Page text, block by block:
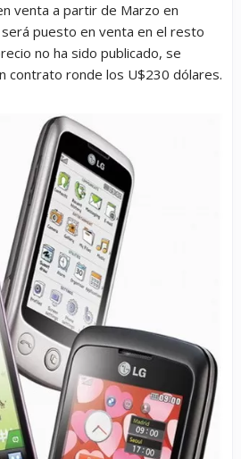
venta a partir de Marzo en
será puesto en venta en el resto
no ha sido publicado, se
contrato ronde los U$230 dólares.